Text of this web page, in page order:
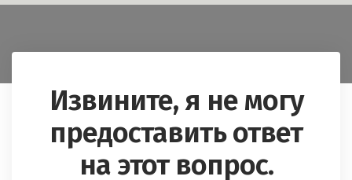
Извините, я не могу
предоставить ответ
на этот вопрос.